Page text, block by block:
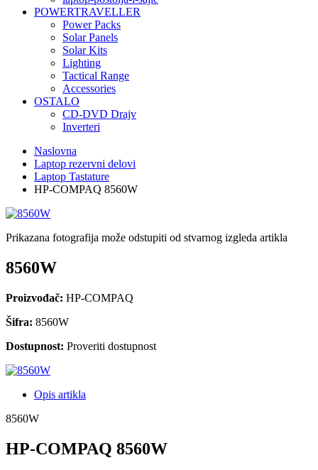
POWERTRAVELLER
Power Packs
Solar Panels
Solar Kits
Lighting
Tactical Range
Accessories
OSTALO
CD-DVD Drajv
Inverteri
Naslovna
Laptop rezervni delovi
Laptop Tastature
HP-COMPAQ 8560W
Prikazana fotografija može odstupiti od stvarnog izgleda artikla
8560W
Proizvođač: HP-COMPAQ
Šifra: 8560W
Dostupnost: Proveriti dostupnost
Opis artikla
8560W
HP-COMPAQ 8560W